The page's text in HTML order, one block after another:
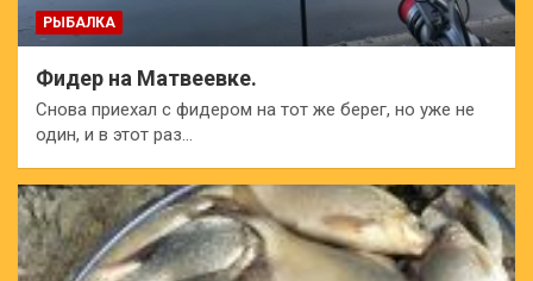
РЫБАЛКА
Фидер на Матвеевке.
Снова приехал с фидером на тот же берег, но уже не
один, и в этот раз…